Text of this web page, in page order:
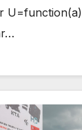
U=function(a)